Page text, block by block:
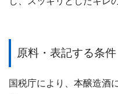
原料・表記する条件
国税庁により、本醸造酒